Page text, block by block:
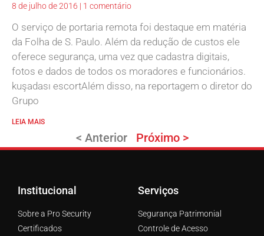
8 de julho de 2016 1 comentário
O serviço de portaria remota foi destaque em matéria
da Folha de S. Paulo. Além da redução de custos ele
oferece segurança, uma vez que cadastra digitais,
fotos e dados de todos os moradores e funcionários.
kuşadası escortAlém disso, na reportagem o diretor do
Grupo
LEIA MAIS
< Anterior Próximo >
Institucional
Sobre a Pro Security
Certificados
Serviços
Segurança Patrimonial
Controle de Acesso